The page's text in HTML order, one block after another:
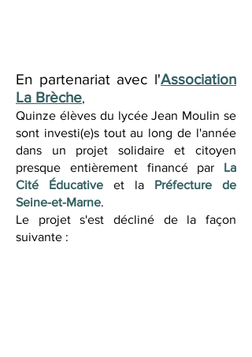
En partenariat avec l'Association
La Brèche,
Quinze élèves du lycée Jean Moulin se
sont investi(e)s tout au long de l'année
dans un projet solidaire et citoyen
presque entièrement financé par La
Cité Éducative et la Préfecture de
Seine-et-Marne.
Le projet s'est décliné de la façon
suivante :